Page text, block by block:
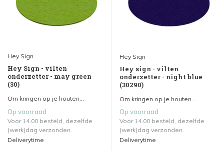
Hey Sign
Hey Sign - vilten
onderzetter - may green
(30)
Om kringen op je houten...
Op voorraad
Voor 14.00 besteld, dezelfde
(werk)dag verzonden.
Deliverytime
Hey Sign
Hey sign - vilten
onderzetter - night blue
(30290)
Om kringen op je houten...
Op voorraad
Voor 14.00 besteld, dezelfde
(werk)dag verzonden.
Deliverytime